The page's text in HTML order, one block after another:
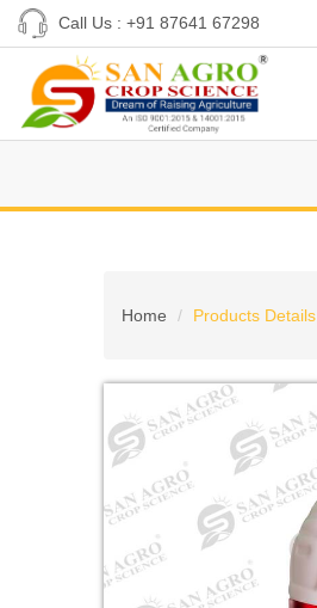
Call Us : +91 87641 67298
Home Products Details